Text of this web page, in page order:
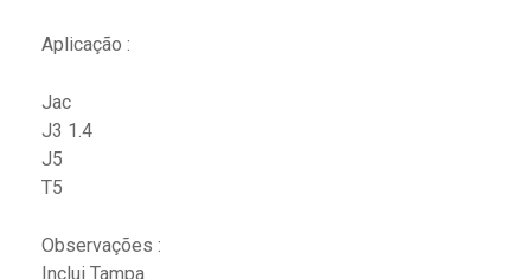
Aplicação :
Jac
J3 1.4
J5
T5
Observações :
Inclui Tampa